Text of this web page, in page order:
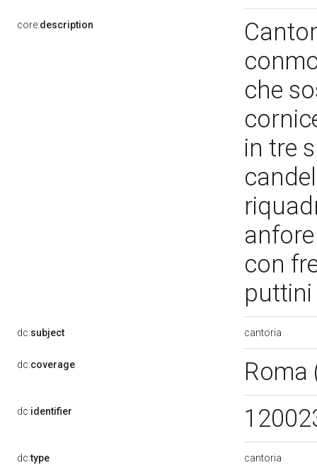
core:description
che
in tre
con
puttini
dc:subject cantoria
dc:coverage
dc:identifier
dc:type cantoria